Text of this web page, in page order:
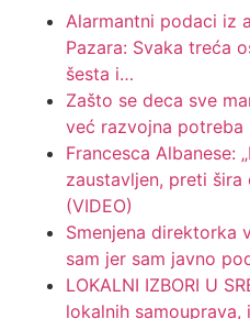
Alarmantni podaci iz
Pazara: Svaka treća
šesta i…
Zašto se deca sve
već razvojna potreba
Francesca Albanese:
zaustavljen, preti šira
(VIDEO)
Smenjena direktorka
sam jer sam javno
LOKALNI IZBORI U
lokalnih